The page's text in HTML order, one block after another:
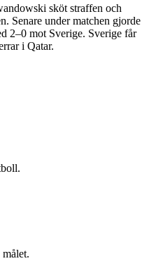
sköt straffen och
Senare under matchen gjorde
2–0 mot Sverige. Sverige får
i Qatar.